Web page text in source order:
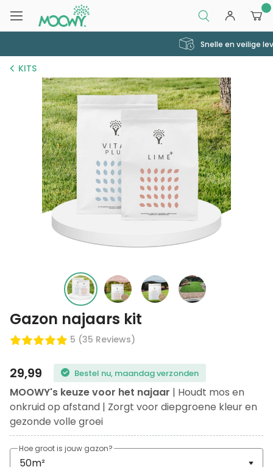
Snelle en veilige levering
KITS
Gazon najaars kit
5 (35 Reviews)
29,99 Bestel nu, maandag verzonden
MOOWY's keuze voor het najaar | Houdt mos en
onkruid op afstand | Zorgt voor diepgroene kleur en
gezonde volle groei
Hoe groot is jouw gazon?